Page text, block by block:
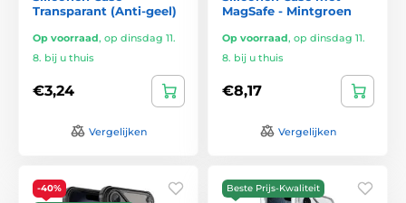
Transparant (Anti-geel)
Op voorraad, op dinsdag 11.
8. bij u thuis
€3,24
Vergelijken
MagSafe - Mintgroen
Op voorraad, op dinsdag 11.
8. bij u thuis
€8,17
Vergelijken
-40%
Beste Prijs-Kwaliteit